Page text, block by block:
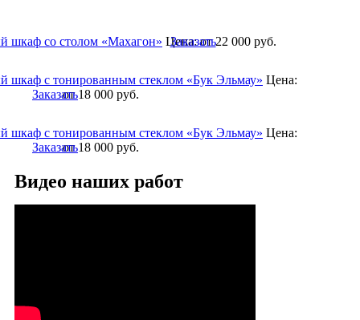
шкаф со столом «Махагон» Цена:от 22 000 руб.
Заказать
шкаф с тонированным стеклом «Бук Эльмау» Цена:
от 18 000руб.
Заказать
шкаф с тонированным стеклом «Бук Эльмау» Цена:
от 18 000руб.
Заказать
Видео наших работ